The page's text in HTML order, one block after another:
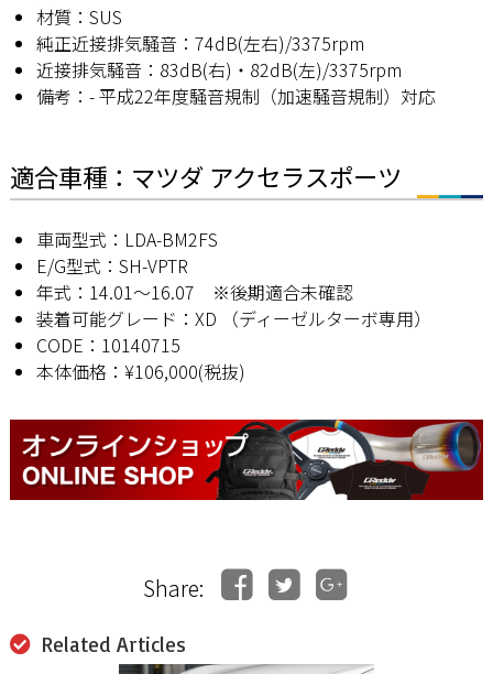
材質：SUS
純正近接排気騒音：74dB(左右)/3375rpm
近接排気騒音：83dB(右)・82dB(左)/3375rpm
備考：- 平成22年度騒音規制（加速騒音規制）対応
適合車種：マツダ アクセラスポーツ
車両型式：LDA-BM2FS
E/G型式：SH-VPTR
年式：14.01～16.07 ※後期適合未確認
装着可能グレード：XD （ディーゼルターボ専用）
CODE：10140715
本体価格：¥106,000(税抜)
Share:
Related Articles